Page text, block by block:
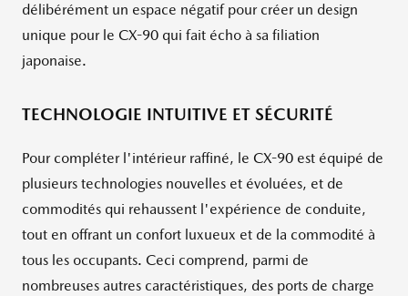
délibérément un espace négatif pour créer un design
unique pour le CX-90 qui fait écho à sa filiation
japonaise.
TECHNOLOGIE INTUITIVE ET SÉCURITÉ
Pour compléter l'intérieur raffiné, le CX-90 est équipé de
plusieurs technologies nouvelles et évoluées, et de
commodités qui rehaussent l'expérience de conduite,
tout en offrant un confort luxueux et de la commodité à
tous les occupants. Ceci comprend, parmi de
nombreuses autres caractéristiques, des ports de charge